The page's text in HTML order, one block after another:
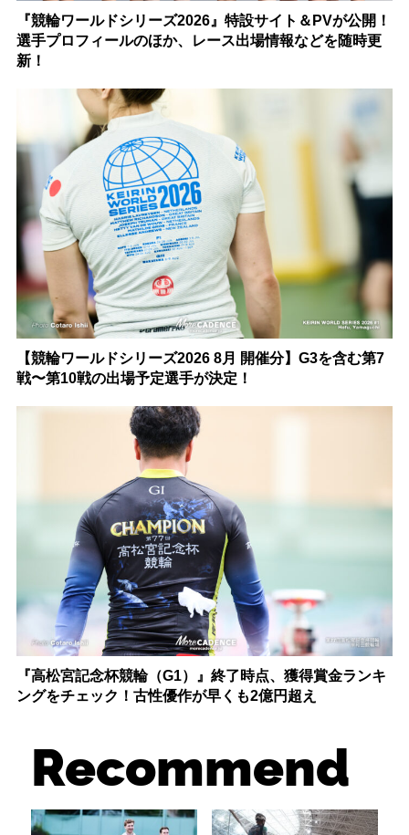
『競輪ワールドシリーズ2026』特設サイト＆PVが公開！
選手プロフィールのほか、レース出場情報などを随時更
新！
【競輪ワールドシリーズ2026 8月 開催分】G3を含む第7
戦〜第10戦の出場予定選手が決定！
『高松宮記念杯競輪（G1）』終了時点、獲得賞金ランキ
ングをチェック！古性優作が早くも2億円超え
Recommend